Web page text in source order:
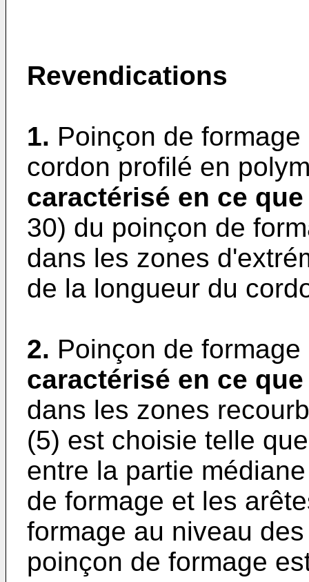
Revendications
1. Poinçon de
cordon profilé en
caractérisé en ce que
30) du poinçon de
dans les zones
de la longueur du
2. Poinçon de
caractérisé en ce que
dans les zones
(5) est choisie telle
entre la partie
de formage et les
formage au niveau
poinçon de formage